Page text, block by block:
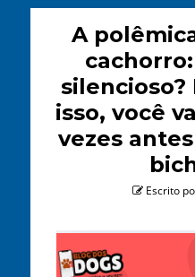
A
silencioso?
isso, você
vezes
Escrito